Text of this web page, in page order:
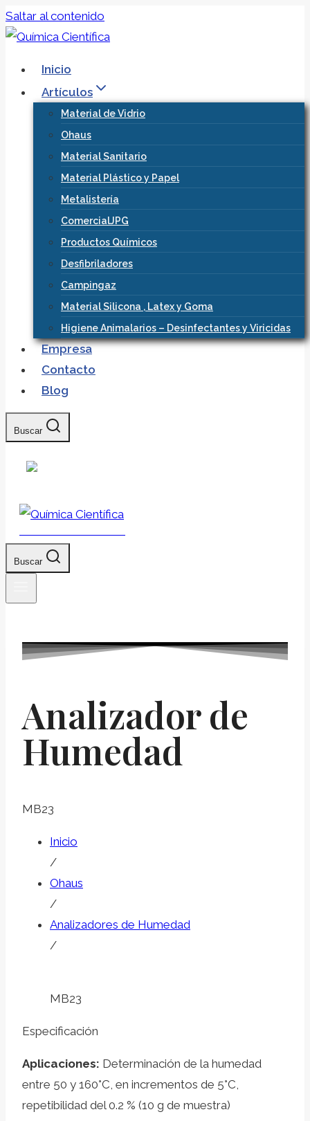
Saltar al contenido
Inicio
Artículos
Material de Vidrio
Ohaus
Material Sanitario
Material Plástico y Papel
Metalistería
ComercialJPG
Productos Químicos
Desfibriladores
Campingaz
Material Silicona , Latex y Goma
Higiene Animalarios – Desinfectantes y Viricidas
Empresa
Contacto
Blog
Buscar
Buscar
Analizador de
Humedad
MB23
Inicio
/
Ohaus
/
Analizadores de Humedad
/
MB23
Especificación
Aplicaciones: Determinación de la humedad
entre 50 y 160°C, en incrementos de 5°C,
repetibilidad del 0.2 % (10 g de muestra)